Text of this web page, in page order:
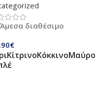
Σκύλους και Γάτες | Με
ιμάντα Ρυθμιζόμενος |
για όλες τις Ράτσες
Άμεσα διαθέσιμο
€
ΚίτρινοΚόκκινοΜαύρο